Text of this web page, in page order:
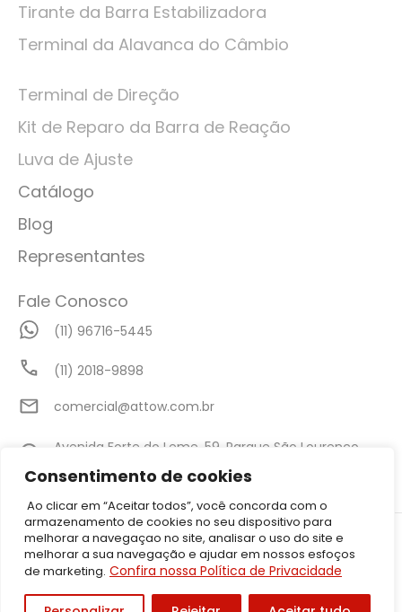
Consentimento de cookies
Ao clicar em “Aceitar todos”, você concorda com o
armazenamento de cookies no seu dispositivo para
melhorar a navegaçao no site, analisar o uso do site e
melhorar a sua navegação e ajudar em nossos esfoços
de marketing. Confira nossa Política de Privacidade
Tirante da Barra Estabilizadora
Terminal da Alavanca do Câmbio
Terminal de Direção
Kit de Reparo da Barra de Reação
Luva de Ajuste
Catálogo
Blog
Representantes
Fale Conosco
(11) 96716-5445
(11) 2018-9898
comercial@attow.com.br
Avenida Forte do Leme, 59, Parque São Lourenço,
©2026 Attow – Todos Direitos Reservados | Avenida Forte do Leme,
59, Parque São Lourenço, São Paulo – SP CEP: 08340-010 | CNPJ:
05.001.206/0001-50
Política de Privacidade